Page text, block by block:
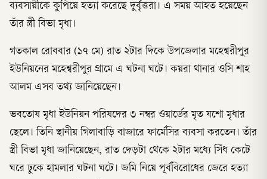
ব্যবসায়ীকে কুপিয়ে হত্যা করেছে দুর্বৃত্তরা। এ সময় আহত হয়েছেন
তাঁর স্ত্রী বিভা মৃধা।
গতকাল রোববার (১৭ মে) রাত ২টার দিকে উপজেলার মহেশ্বরীপুর
ইউনিয়নের মহেশ্বরীপুর গ্রামে এ ঘটনা ঘটে। কয়রা থানার ওসি শাহ
আলম এসব তথ্য জানিয়েছেন।
ভবতোষ মৃধা ইউনিয়ন পরিষদের ৩ নম্বর ওয়ার্ডের মৃত যশো মৃধার
ছেলে। তিনি স্থানীয় গিলাবাড়ি বাজারে ফার্মেসির ব্যবসা করতেন। তাঁর
স্ত্রী বিভা মৃধা জানিয়েছেন, রাত দেড়টা থেকে ২টার মধ্যে সিঁধ কেটে
ঘরে ঢুকে হামলার ঘটনা ঘটে। জমি নিয়ে পূর্ববিরোধের জেরে হত্যা